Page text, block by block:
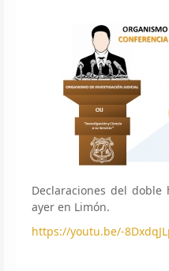
Declaraciones del
ayer en Limón.
https://youtu.be/-